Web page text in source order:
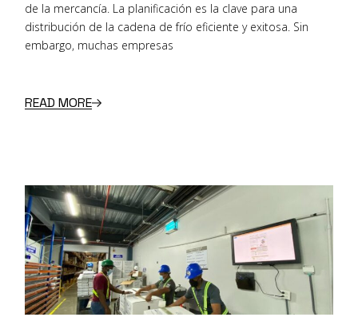
de la mercancía. La planificación es la clave para una
distribución de la cadena de frío eficiente y exitosa. Sin
embargo, muchas empresas
READ MORE